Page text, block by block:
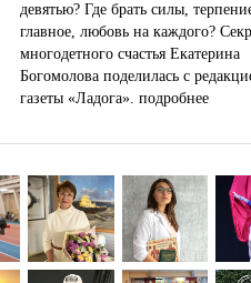
девятью? Где брать силы,
главное, любовь на каждого?
многодетного счастья Екатерина
Богомолова поделилась с
газеты «Ладога». подробнее